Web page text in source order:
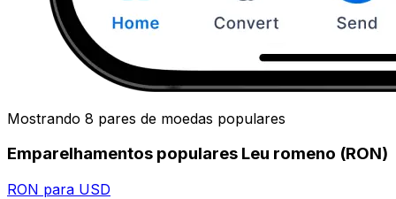
Mostrando 8 pares de moedas populares
Emparelhamentos populares Leu romeno (RON)
RON para USD